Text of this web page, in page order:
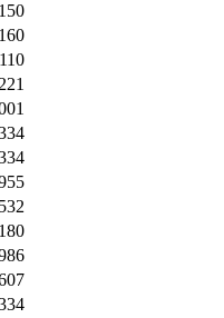
532